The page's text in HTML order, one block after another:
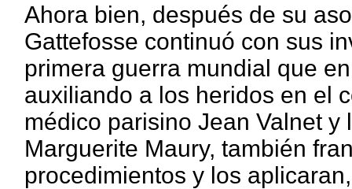
Ahora bien, después de su
Gattefosse continuó con sus
primera guerra mundial que
auxiliando a los heridos en el
médico parisino Jean Valnet
Marguerite Maury, también
procedimientos y los